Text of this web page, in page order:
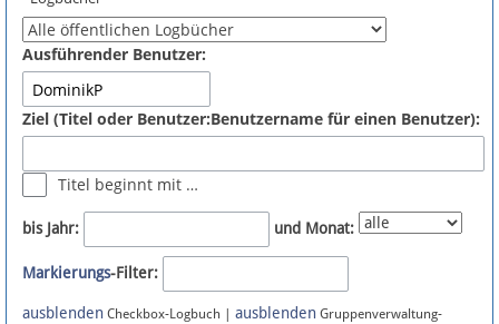
Fördermitglied werden
Fehler melden
Newsletter
Bluesky
Facebook
Ausführender Benutzer:
Ziel (Titel oder Benutzer:Benutzername für einen Benutzer):
Titel beginnt mit …
bis Jahr: und Monat:
Markierungs-Filter:
ausblenden Checkbox-Logbuch | ausblenden Gruppenverwaltung-